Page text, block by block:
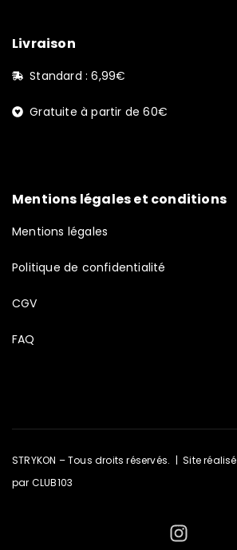
Livraison
Standard : 6,99€
Gratuite à partir de 60€
Mentions légales et conditions
Mentions légales
Politique de confidentialité
CGV
FAQ
STRYKON – Tous droits réservés. | Site réalisé
par CLUB103